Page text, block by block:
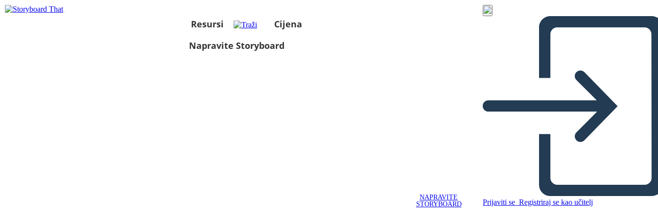
Resursi
Cijena
Napravite Storyboard
NAPRAVITE
STORYBOARD
Prijaviti se Registriraj se kao učitelj